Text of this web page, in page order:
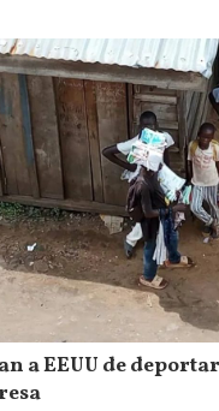
a EEUU de